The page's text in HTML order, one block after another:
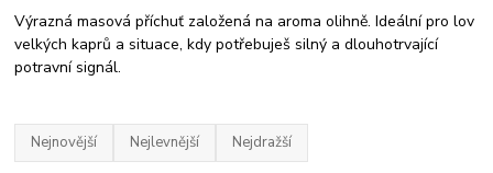
Výrazná masová příchuť založená na aroma olihně. Ideální pro lov
velkých kaprů a situace, kdy potřebuješ silný a dlouhotrvající
potravní signál.
Nejnovější Nejlevnější Nejdražší